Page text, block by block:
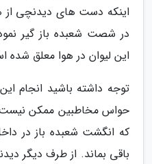
اینکه دست های دیدنچی از
در شصت شعبده باز گیر
این لیوان در هوا معلق شده
توجه داشته باشید انجام
حواس مخاطبین ممکن نیست
که انگشت شعبده باز در
باقی بماند. از طرف دیگر